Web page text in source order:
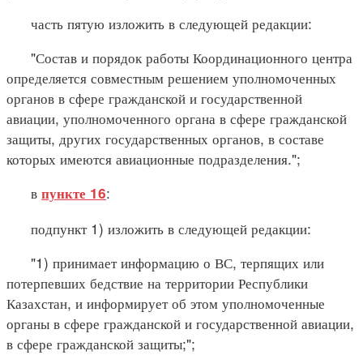
часть пятую изложить в следующей редакции:
"Состав и порядок работы Координационного центра
определяется совместным решением уполномоченных
органов в сфере гражданской и государственной
авиации, уполномоченного органа в сфере гражданской
защиты, других государственных органов, в составе
которых имеются авиационные подразделения.";
в пункте 16:
подпункт 1) изложить в следующей редакции:
"1) принимает информацию о ВС, терпящих или
потерпевших бедствие на территории Республики
Казахстан, и информирует об этом уполномоченные
органы в сфере гражданской и государственной авиации,
в сфере гражданской защиты;";